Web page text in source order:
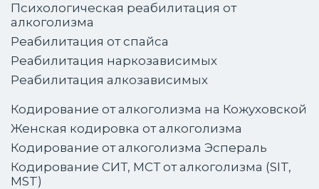
Психологическая реабилитация от
алкоголизма
Реабилитация от спайса
Реабилитация наркозависимых
Реабилитация алкозависимых
Кодирование от алкоголизма на Кожуховской
Женская кодировка от алкоголизма
Кодирование от алкоголизма Эспераль
Кодирование СИТ, МСТ от алкоголизма (SIT,
MST)